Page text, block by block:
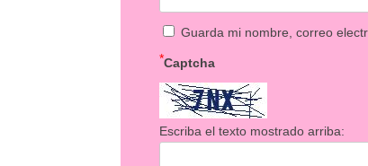
Guarda mi nombre, correo
Captcha
*
Escriba el texto mostrado arriba: